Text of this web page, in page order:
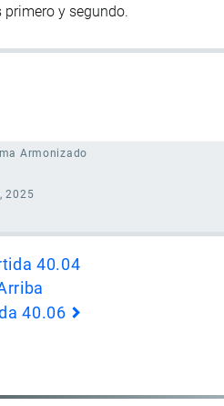
y segundo.
Armonizado
2025
40.04
40.06